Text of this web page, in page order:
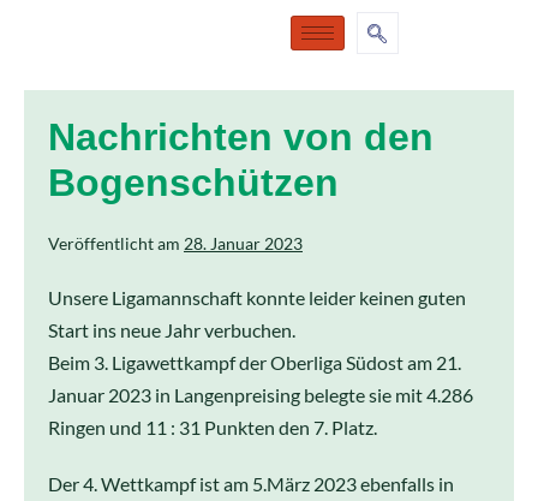
Nachrichten von den
Bogenschützen
Veröffentlicht am 28. Januar 2023
Unsere Ligamannschaft konnte leider keinen guten
Start ins neue Jahr verbuchen.
Beim 3. Ligawettkampf der Oberliga Südost am 21.
Januar 2023 in Langenpreising belegte sie mit 4.286
Ringen und 11 : 31 Punkten den 7. Platz.
Der 4. Wettkampf ist am 5.März 2023 ebenfalls in